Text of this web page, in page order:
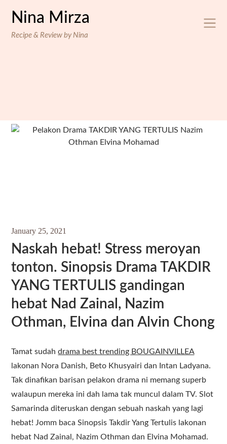
Nina Mirza
Recipe & Review by Nina
January 25, 2021
Naskah hebat! Stress meroyan
tonton. Sinopsis Drama TAKDIR
YANG TERTULIS gandingan
hebat Nad Zainal, Nazim
Othman, Elvina dan Alvin Chong
Tamat sudahdrama best trending BOUGAINVILLEA
lakonan Nora Danish, Beto Khusyairi dan Intan Ladyana.
Tak dinafikan barisan pelakon drama ni memang superb
walaupun mereka ini dah lama tak muncul dalam TV. Slot
Samarinda diteruskan dengan sebuah naskah yang lagi
hebat! Jomm baca Sinopsis Takdir Yang Tertulis lakonan
hebat Nad Zainal, Nazim Othman dan Elvina Mohamad.